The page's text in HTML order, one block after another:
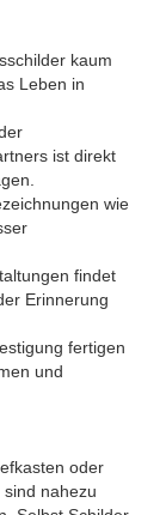
kaum
Leben in
ist direkt
wie
findet
Erinnerung
fertigen
und
oder
nahezu